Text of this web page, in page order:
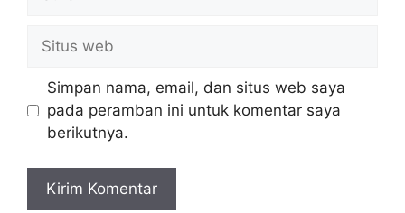
Situs
web
Simpan nama, email, dan situs web saya
pada peramban ini untuk komentar saya
berikutnya.